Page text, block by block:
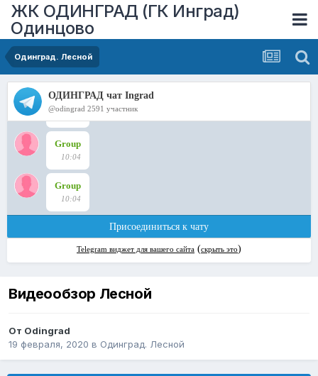
ЖК ОДИНГРАД (ГК Инград)
Одинцово
Одинград. Лесной
Видеообзор Лесной
От Odingrad
19 февраля, 2020 в Одинград. Лесной